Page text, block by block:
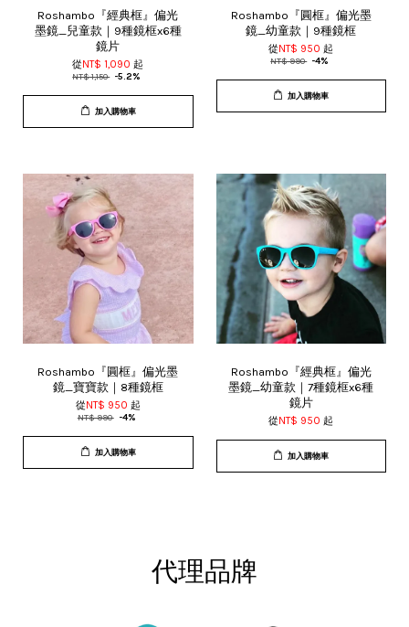
Roshambo『經典框』偏光
墨鏡_兒童款｜9種鏡框x6種
鏡片
從NT$ 1,090起
NT$ 1,150 -5.2%
加入購物車
Roshambo『圓框』偏光墨
鏡_幼童款｜9種鏡框
從NT$ 950起
NT$ 990 -4%
加入購物車
Roshambo『圓框』偏光墨
鏡_寶寶款｜8種鏡框
從NT$ 950 起
NT$ 990 -4%
加入購物車
Roshambo『經典框』偏光
墨鏡_幼童款｜7種鏡框x6種
鏡片
從NT$ 950起
加入購物車
代理品牌